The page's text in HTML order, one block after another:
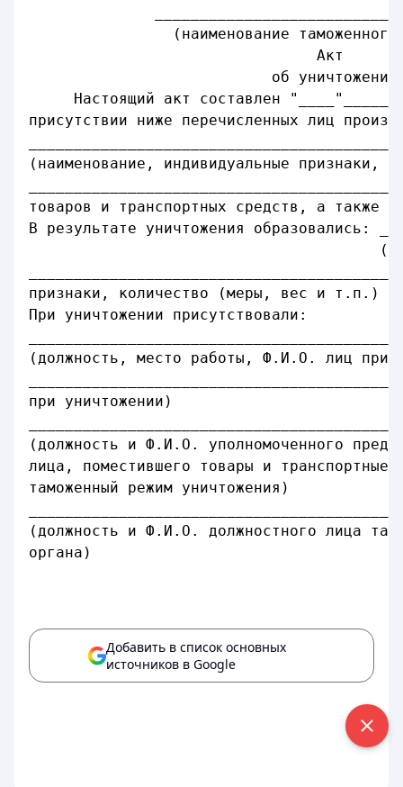
(наименование таможенного
Акт
об уничтожении
Настоящий акт составлен
присутствии ниже перечисленных лиц
(наименование, индивидуальные
товаров и транспортных средств, а также
В результате уничтожения образовались:
(наименование,
признаки, количество (меры, вес и т.п.)
При уничтожении присутствовали:
(должность, место работы, Ф.И.О. лиц
при уничтожении)
(должность и Ф.И.О. уполномоченного
лица, поместившего товары и транспортные
таможенный режим уничтожения)
(должность и Ф.И.О. должностного лица
органа)
Добавить в список основных
источников в Google